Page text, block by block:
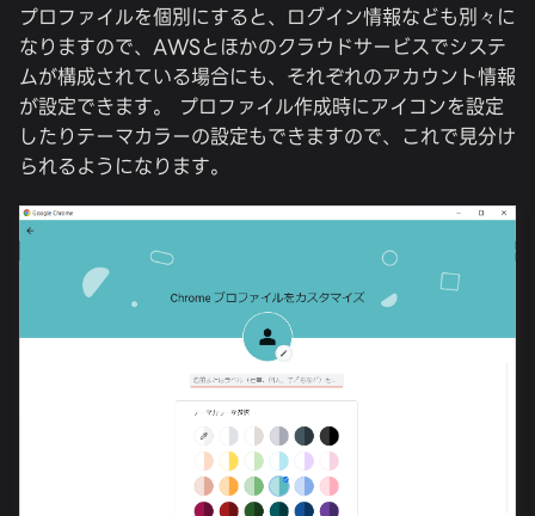
プロファイルを個別にすると、ログイン情報なども別々に
なりますので、AWSとほかのクラウドサービスでシステ
ムが構成されている場合にも、それぞれのアカウント情報
が設定できます。 プロファイル作成時にアイコンを設定
したりテーマカラーの設定もできますので、これで見分け
られるようになります。